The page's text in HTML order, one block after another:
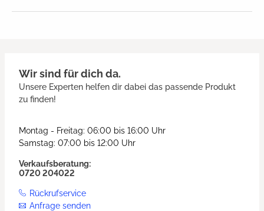
Wir sind für dich da.
Unsere Experten helfen dir dabei das passende Produkt
zu finden!
Montag - Freitag: 06:00 bis 16:00 Uhr
Samstag: 07:00 bis 12:00 Uhr
Verkaufsberatung:
0720 204022
Rückrufservice
Anfrage senden